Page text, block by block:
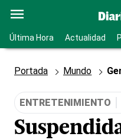
Última Hora Actualidad
Portada Mundo
ENTRETENIMIENTO